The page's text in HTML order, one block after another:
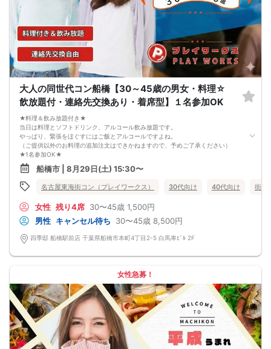
で来た」旨をお伝えください。
6. お釣りの用意はございませんので、出ないようにご準備お願いします。
7. 当日は年齢確認のできる身分証をお持ちください。イベントの対象年齢でない
ことが発覚した場合、参加費を全額徴収し返金はいたしかねます。
8. 15分以上の遅刻はキャンセルとみなす可能性があります。
9. 当日受付にお越しになってからのキャンセル、途中キャンセルは出来ません。
10. イベント中止に伴うユーザーへの返金額は、チケット代金となり、交通費、宿
泊費、通信費等の返金は行いません。
お申し込みが完了した時点で上記すべての事項に同意したと判断いたします。
8/23(日)80年代コン船橋
大人の同世代コン船橋【30～45歳の男女・料理☆
飲放題付・連絡先交換あり・着席型】１名参加OK
★料理＆飲み放題付き★
当日は料理とソフトドリンク、アルコール飲み放題です。
やっぱり、緊張をほぐすにはご飯とアルコールですよね。
（ご提供以外のお料理の追加注文はできかねますので、予めご了承ください）
★1名参加OK★
他の1名参加の方とペアになりますし、友達作りにも最適です。
基本的には２：２のグループトークとなります。
（１：１でのトークはございませんので、予めご了承ください）
★プロフィールカードにより会話のキッカケもバッチリ★
なんてことは絶対ありません！
プロフィールカードを活用し、「はじめまして」から会話を楽しみましょう。
★完全着席型・連絡先交換は自由★
完全着席型で席替えはできる限り行います。
席替えの５分前には連絡先交換を促すアナウンスをいたしますので、「連絡先交
1. ２名様以上でのご参加は必ず同性同士でお申し込みください。
2. 服装の指定はございません。多くのお客様はカジュアルな格好でおこしになら
れています。
3. 開催判断はイベント前日の時点で男性３名・女性３名以上のお申し込みからに
なりますが、当日に参加者のキャンセルで比率が崩れた場合や開催判断人数を下
回った場合、一切返金などの保証はいたしませんのでご了承ください。
4. イベントページ内の「お申し込み状況」等はキャンセルなどで当日の参加人
船橋市 | 8月29日(土) 15:30〜
名古屋東海街コン（プレイワークス） 30代向け 40代向け 街コ
女性 残り4席 30〜45歳 1,500円
男性 キャンセル待ち 30〜45歳 8,500円
四季邸 船橋駅前店 千葉県船橋市本町4丁目2-5 白馬車ﾋﾞﾙ 2F
女性急募！